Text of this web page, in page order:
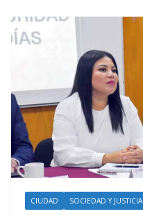
CIUDAD SOCIEDAD Y JUSTICIA